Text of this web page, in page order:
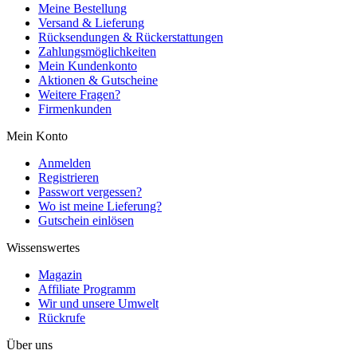
Meine Bestellung
Versand & Lieferung
Rücksendungen & Rückerstattungen
Zahlungsmöglichkeiten
Mein Kundenkonto
Aktionen & Gutscheine
Weitere Fragen?
Firmenkunden
Mein Konto
Anmelden
Registrieren
Passwort vergessen?
Wo ist meine Lieferung?
Gutschein einlösen
Wissenswertes
Magazin
Affiliate Programm
Wir und unsere Umwelt
Rückrufe
Über uns